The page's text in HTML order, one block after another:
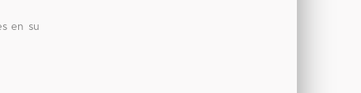
en su